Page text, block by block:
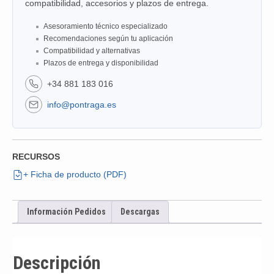
compatibilidad, accesorios y plazos de entrega.
Asesoramiento técnico especializado
Recomendaciones según tu aplicación
Compatibilidad y alternativas
Plazos de entrega y disponibilidad
+34 881 183 016
info@pontraga.es
RECURSOS
+ Ficha de producto (PDF)
Información Pedidos Descargas
Descripción